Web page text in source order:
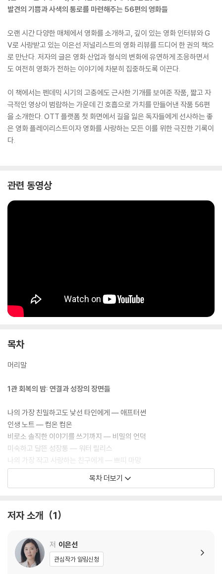
발견의 기쁨과 사색의 통로를 마련해주는 56편의 영화들
오랜 시간 다양한 매체에서 영화를 소개하고, 깊이 있는 영화 인터뷰와 G
V로 사랑받고 있는 이은선 저널리스트의 영화 리뷰를 드디어 한 권의 책으
로 만난다. 저자의 글은 영화 산업과 형식의 변화에 유연하게 조응하면서
도 여전히 영화가 전하는 이야기에 차분히 집중하도록 이끈다.
이 책에서는 펜데믹 시기의 고충에도 근사한 기개를 보여준 작품, 짧고 자
극적인 영상이 범람하는 가운데 긴 호흡으로 가치를 만들어낸 작품 56편
을 소개한다. OTT 플랫폼 첫 화면에서 길을 잃은 독자들에게 선사하는 좋
은 영화 플레이리스트이자 영화를 사랑하는 모든 이를 위한 극진한 기록이
다.
관련 동영상
목차
머리말
1관 회복의 밤: 연결과 성장의 장면들
나의 가장 친밀하고도 낯선 타인에게 ― 애프터썬
인생 노트 ― 컴온 컴온
비로소 솔직한 이야기를 쓰기까지 ― 비밀의 언덕
미숙하고 달뜬 성장통 ― 워터 릴리스
나의 가장 작고 사랑하는 친구에게 ― 쁘띠 마망
고통에 직면하는 험하고 아름다운 길 ― 드라이브 마이 카
삶이 죽음에게, 죽음이 삶에게 ― 강변의 무코리타
삶이 폐허일 때 나눌 수 있는 우정의 몫 ― 나의 올드 오크
거창한 꿈이 없는 삶일지라도 ― 소울
이토록 내향적인 여행 ― 박하경 여행기
열정을 전염시키는 마법 ― 틱, 틱...붐!
목차 더보기
저자 소개 1
저 이은선
관심작가 알림신청